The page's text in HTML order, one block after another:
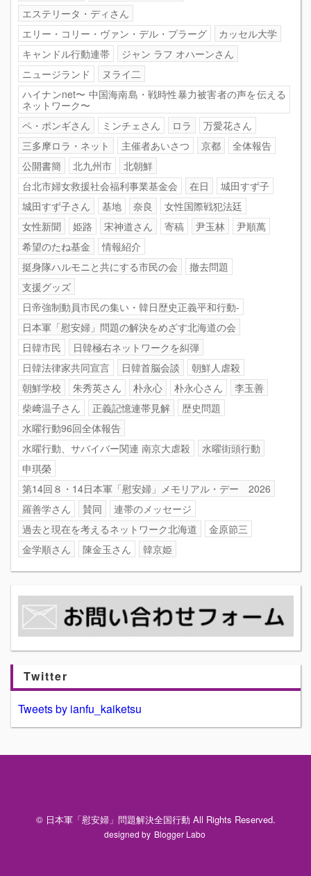
エステリータ・ディさん
エリー・コリー・ヴァン・デル・プラーグ
カッセル大学
キャンドル行動連帯
ジャン ラフ オハーンさん
ニュージランド
ヌライ二
ハイナンnet〜 中国海南島・戦時性暴力被害者の声を伝える
ネットワーク〜
ペ・ポンギさん
ミンチェさん ロラ
万愛花さん
三多摩ロラ・ネット
主催者あいさつ 京都
全体報告
公開書簡
北九州市
北朝鮮
台北市婦女救援社会福利事業基金会
在日
城田すず子
城田すず子さん
基地 奈良
女性国際戦犯法廷
女性新聞
姫路 宋神道さん 寄稿 尹玉林
尹順萬
希望のたね基金
情報紹介
挺身隊ハルモニと共にする市民の会
撤去問題
支援グッズ
日帝強制動員市民の集い・韓日歴史正義平和行動-
日本軍「慰安婦」問題の解決をめざす北海道の会
日韓市民
日韓極右ネットワークを糾弾
日韓法律家共同宣言
日韓首脳会談
朝鮮人虐殺
朝鮮学校
朱秀英さん 朴永心 朴永心さん
李玉善
柴﨑温子さん
正義記憶連帯見解
歴史問題
水曜行動96回全体報告
水曜行動、サバイバー関連 南京大虐殺
水曜街頭行動
申琪榮
第14回８・14日本軍「慰安婦」メモリアル・デー 2026
羅善学さん
賛同
連帯のメッセージ
過去と現在を考えるネットワーク北海道
金原節三
金学順さん
陳金玉さん 韓京姫
Twitter
Tweets by ianfu_kaiketsu
© 日本軍「慰安婦」問題解決全国行動 All Rights Reserved.
designed by Blogger Labo